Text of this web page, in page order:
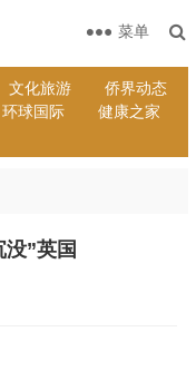
文化旅游
侨界动态
环球国际
健康之家
菜单
”英国